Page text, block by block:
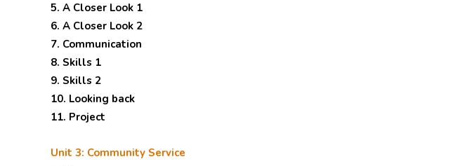
5. A Closer Look 1
6. A Closer Look 2
7. Communication
8. Skills 1
9. Skills 2
10. Looking back
11. Project
Unit 3: Community Service